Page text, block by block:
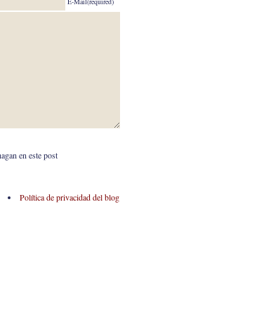
en este post
Política de privacidad del blog